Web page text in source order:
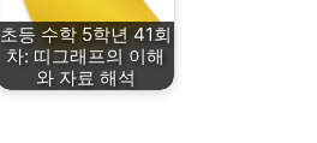
초등 수학 5학년 41회
차: 띠그래프의 이해
와 자료 해석